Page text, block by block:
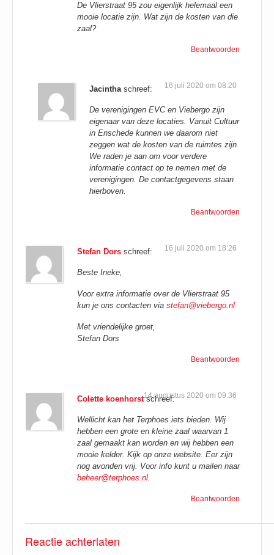
De Vlierstraat 95 zou eigenlijk helemaal een
mooie locatie zijn. Wat zijn de kosten van die
zaal?
Beantwoorden
Jacintha schreef: 16 juli 2020 om 08:20
De verenigingen EVC en Viebergo zijn
eigenaar van deze locaties. Vanuit Cultuur
in Enschede kunnen we daarom niet
zeggen wat de kosten van de ruimtes zijn.
We raden je aan om voor verdere
informatie contact op te nemen met de
verenigingen. De contactgegevens staan
hierboven.
Beantwoorden
Stefan Dors schreef: 16 juli 2020 om 18:26
Beste Ineke,
Voor extra informatie over de Vlierstraat 95
kun je ons contacten via stefan@viebergo.nl
Met vriendelijke groet,
Stefan Dors
Beantwoorden
Colette koenhorst schreef:
14 augustus 2020 om 09:36
Wellicht kan het Terphoes iets bieden. Wij
hebben een grote en kleine zaal waarvan 1
zaal gemaakt kan worden en wij hebben een
mooie kelder. Kijk op onze website. Eer zijn
nog avonden vrij. Voor info kunt u mailen naar
beheer@terphoes.nl.
Beantwoorden
Reactie achterlaten